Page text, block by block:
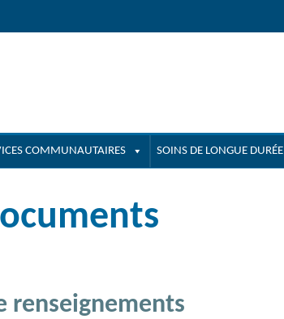
COMMUNAUTAIRES SOINS DE LONGUE DURÉE
renseignements